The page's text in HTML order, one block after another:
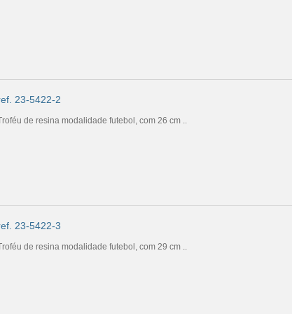
23-5422-2
de resina modalidade futebol, com 26 cm ..
23-5422-3
de resina modalidade futebol, com 29 cm ..